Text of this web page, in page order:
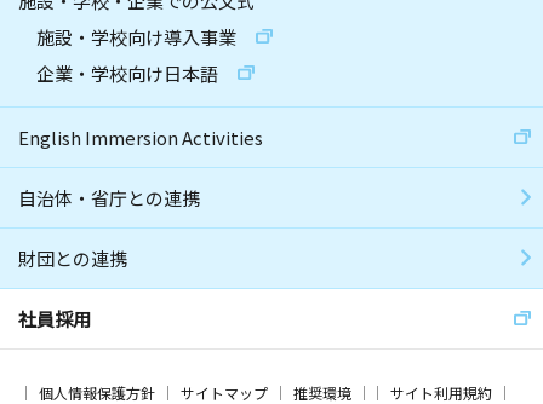
施設・学校向け導入事業
企業・学校向け日本語
English Immersion Activities
自治体・省庁との連携
財団との連携
社員採用
個人情報保護方針 サイトマップ 推奨環境 サイト利用規約